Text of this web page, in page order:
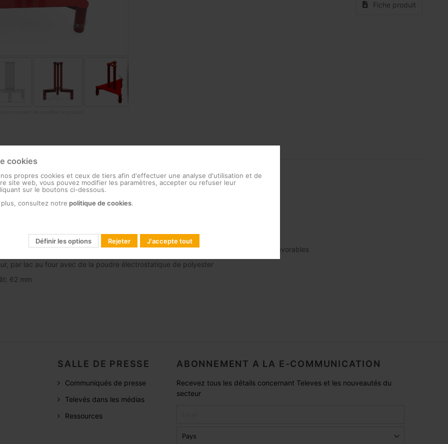
Fiche produit
avec boulons de sécurité
de pylône 450 XL: 120 m (en fonction des conditions de calcul)
à chaud offre une meilleure durée de vie dans des conditions de corrosion défavorables
par lac au four avec de la poudre électrostatique de polyester
62 mm
SALLE DE PRESSE
Communiqués de presse
Televés dans les médias
Ressources
ABONNEMENT A LA E-COMMUNICATION
Recevez tous les détails concernant Televes et les nouveautés du
secteur
cookies
propres cookies et ceux de tiers afin d'effectuer une analyse d'utilisation et de
site web, vous pouvez modifier les paramètres, accepter ou refuser leur
sur le boutons ci-dessous.
consultez notre politique de cookies.
Définir les options Rejeter J'accepte tout